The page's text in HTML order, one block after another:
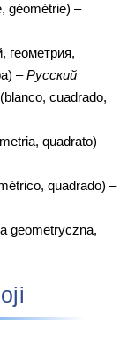
géométrie) –
геометрия,
–Русский
(blanco, cuadrado,
quadrato) –
quadrado) –
geometryczna,